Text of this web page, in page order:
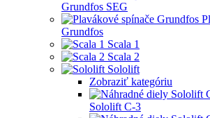
Grundfos SEG
Grundfos
Scala 1
Scala 2
Sololift
Zobraziť kategóriu
Sololift C-3